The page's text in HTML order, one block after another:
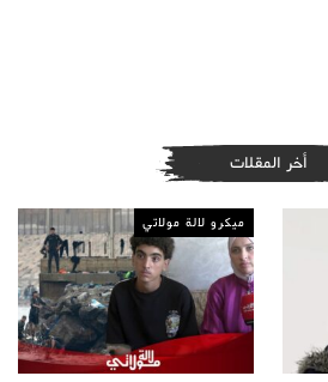
أخر المقلات
ميكرو لالة مولاتي